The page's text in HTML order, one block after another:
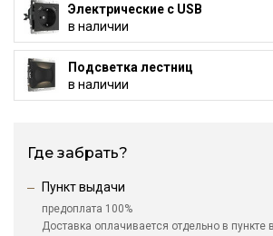
Электрические с USB
в наличии
Подсветка лестниц
в наличии
Где забрать?
Пункт выдачи
предоплата 100%
Доставка оплачивается отдельно в пункте